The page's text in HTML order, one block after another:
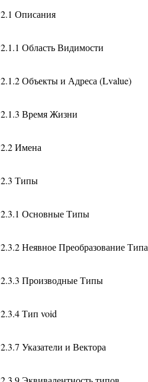
2.1 Описания
2.1.1 Область Видимости
2.1.2 Объекты и Адреса (Lvalue)
2.1.3 Время Жизни
2.2 Имена
2.3 Типы
2.3.1 Основные Типы
2.3.2 Неявное Преобразование Типа
2.3.3 Производные Типы
2.3.4 Тип void
2.3.7 Указатели и Вектора